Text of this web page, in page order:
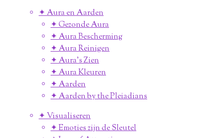
✦ Aura en Aarden
✦ Gezonde Aura
✦ Aura Bescherming
✦ Aura Reinigen
✦ Aura's Zien
✦ Aura Kleuren
✦ Aarden
✦ Aarden by the Pleiadians
✦ Visualiseren
✦ Emoties zijn de Sleutel